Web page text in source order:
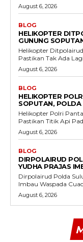
August 6, 2026
BLOG
HELIKOPTER
GUNUNG
Helikopter
August 6, 2026
BLOG
HELIKOPTER
SOPUTAN,
Helikopter Polri
August 6, 2026
BLOG
DIRPOLAIRUD
YUDHA PRAJAS
Dirpolairud Polda
August 6, 2026